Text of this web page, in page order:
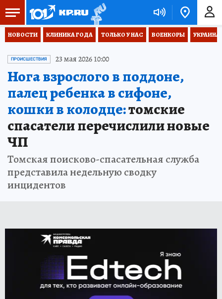
НОВОСТИ КЛИНИКА ГОДА ТОЛЬКО У НАС ВОЕНКОРЫ
ПРОИСШЕСТВИЯ 23 мая 2026 10:00
Нога взрослого в поддоне,
палец ребенка в сифоне,
кошки в колодце:томские
спасатели перечислили новые
ЧП
Томская поисково-спасательная служба
представила недельную сводку
инцидентов